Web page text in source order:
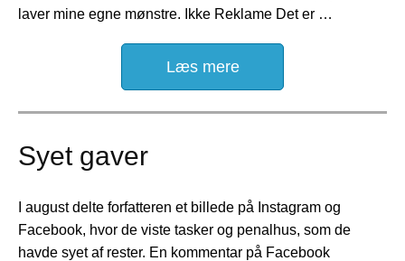
laver mine egne mønstre. Ikke Reklame Det er …
Læs mere
Syet gaver
I august delte forfatteren et billede på Instagram og
Facebook, hvor de viste tasker og penalhus, som de
havde syet af rester. En kommentar på Facebook